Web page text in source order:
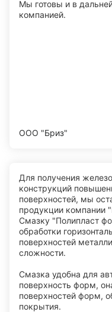
Мы готовы и в
компанией.
ООО "Бриз"
Для получения
конструкций
поверхностей, мы
продукции компании
Смазку "Полипласт
обработки
поверхностей
сложности.
Смазка удобна для
поверхность форм,
поверхностей форм,
покрытия.